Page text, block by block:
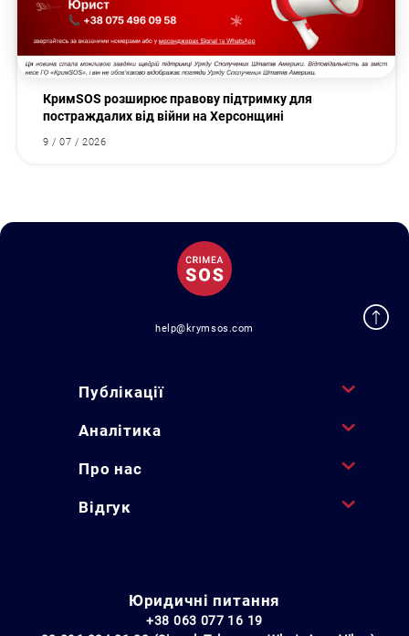
КримSOS розширює правову підтримку для
постраждалих від війни на Херсонщині
9 / 07 / 2026
help@krymsos.com
Публікації
Аналітика
Про нас
Відгук
Юридичні питання
+38 063 077 16 19